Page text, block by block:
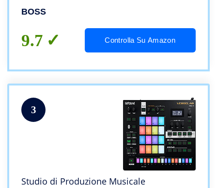
sonora leader nella sua categoria. Cinque
BOSS
9.7 Controlla Su Amazon
3
Studio di Produzione Musicale